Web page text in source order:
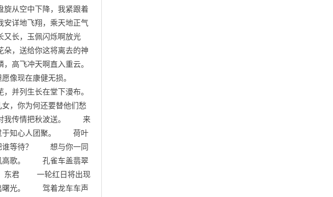
从空中下降，我紧跟着
详地飞翔，乘天地正气
长，玉佩闪烁啊放光
，送给你这将离去的神
飞冲天啊直入重云。
愿像现在康健无损。
并列生长在堂下漫布。
你为何还要替他们愁
我传情把秋波送。 来
于知心人团聚。 荷叶
谁等待？ 想与你一同
高歌。 孔雀车盖翡翠
东君 一轮红日将出现
曙光。 驾着龙车车声